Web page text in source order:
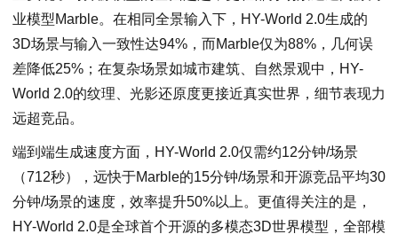
业模型Marble。在相同全景输入下，HY-World 2.0生成的
3D场景与输入一致性达94%，而Marble仅为88%，几何误
差降低25%；在复杂场景如城市建筑、自然景观中，HY-
World 2.0的纹理、光影还原度更接近真实世界，细节表现力
远超竞品。
端到端生成速度方面，HY-World 2.0仅需约12分钟/场景
（712秒），远快于Marble的15分钟/场景和开源竞品平均30
分钟/场景的速度，效率提升50%以上。更值得关注的是，
HY-World 2.0是全球首个开源的多模态3D世界模型，全部模